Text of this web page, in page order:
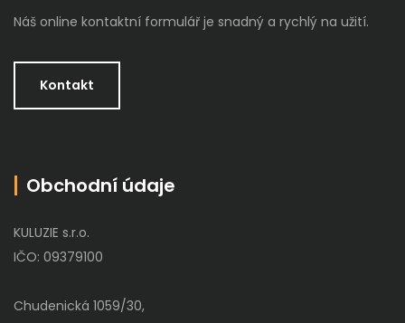
Náš online kontaktní formulář je snadný a rychlý na užití.
Kontakt
Obchodní údaje
KULUZIE s.r.o.
IČO: 09379100
Chudenická 1059/30,